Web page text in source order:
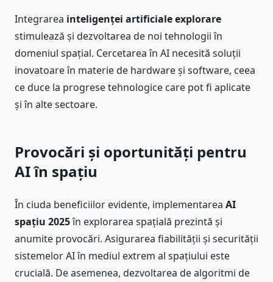
Integrarea inteligenței artificiale explorare
stimulează și dezvoltarea de noi tehnologii în
domeniul spațial. Cercetarea în AI necesită soluții
inovatoare în materie de hardware și software, ceea
ce duce la progrese tehnologice care pot fi aplicate
și în alte sectoare.
Provocări și oportunități pentru
AI în spațiu
În ciuda beneficiilor evidente, implementarea AI
spațiu 2025în explorarea spațială prezintă și
anumite provocări. Asigurarea fiabilității și securității
sistemelor AI în mediul extrem al spațiului este
crucială. De asemenea, dezvoltarea de algoritmi de